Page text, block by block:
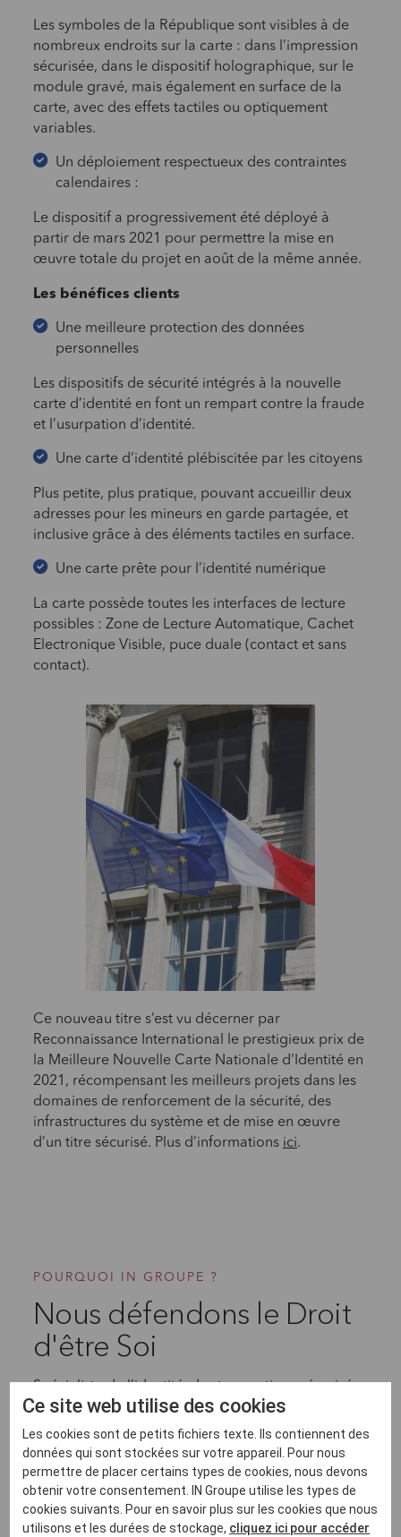
Les symboles de la République sont visibles à de
nombreux endroits sur la carte : dans l’impression
sécurisée, dans le dispositif holographique, sur le
module gravé, mais également en surface de la
carte, avec des effets tactiles ou optiquement
variables.
Un déploiement respectueux des contraintes
calendaires :
Le dispositif a progressivement été déployé à
partir de mars 2021 pour permettre la mise en
œuvre totale du projet en août de la même année.
Les bénéfices clients
Une meilleure protection des données
personnelles
Les dispositifs de sécurité intégrés à la nouvelle
carte d’identité en font un rempart contre la fraude
et l’usurpation d’identité.
Une carte d’identité plébiscitée par les citoyens
Plus petite, plus pratique, pouvant accueillir deux
adresses pour les mineurs en garde partagée, et
inclusive grâce à des éléments tactiles en surface.
Une carte prête pour l’identité numérique
La carte possède toutes les interfaces de lecture
possibles : Zone de Lecture Automatique, Cachet
Electronique Visible, puce duale (contact et sans
contact).
Ce nouveau titre s’est vu décerner par
Reconnaissance International le prestigieux prix de
la Meilleure Nouvelle Carte Nationale d’Identité en
2021, récompensant les meilleurs projets dans les
domaines de renforcement de la sécurité, des
infrastructures du système et de mise en œuvre
d’un titre sécurisé. Plus d’informations ici.
POURQUOI IN GROUPE ?
Nous défendons le Droit
d'être Soi
Spécialiste de l’identité, des transactions sécurisées
et des services numériques, IN Groupe est le leader
mondial de l’identité sécurisée et des services de
confiance. Fort d’une relation historique de
partenariat avec les gouvernements, le groupe sert
des organisations publiques et privées à travers le
monde.
Ce site web utilise des cookies
Les cookies sont de petits fichiers texte. Ils contiennent des
données qui sont stockées sur votre appareil. Pour nous
permettre de placer certains types de cookies, nous devons
obtenir votre consentement. IN Groupe utilise les types de
cookies suivants. Pour en savoir plus sur les cookies que nous
utilisons et les durées de stockage, cliquez ici pour accéder